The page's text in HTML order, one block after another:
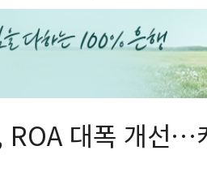
ROA 대폭 개선…